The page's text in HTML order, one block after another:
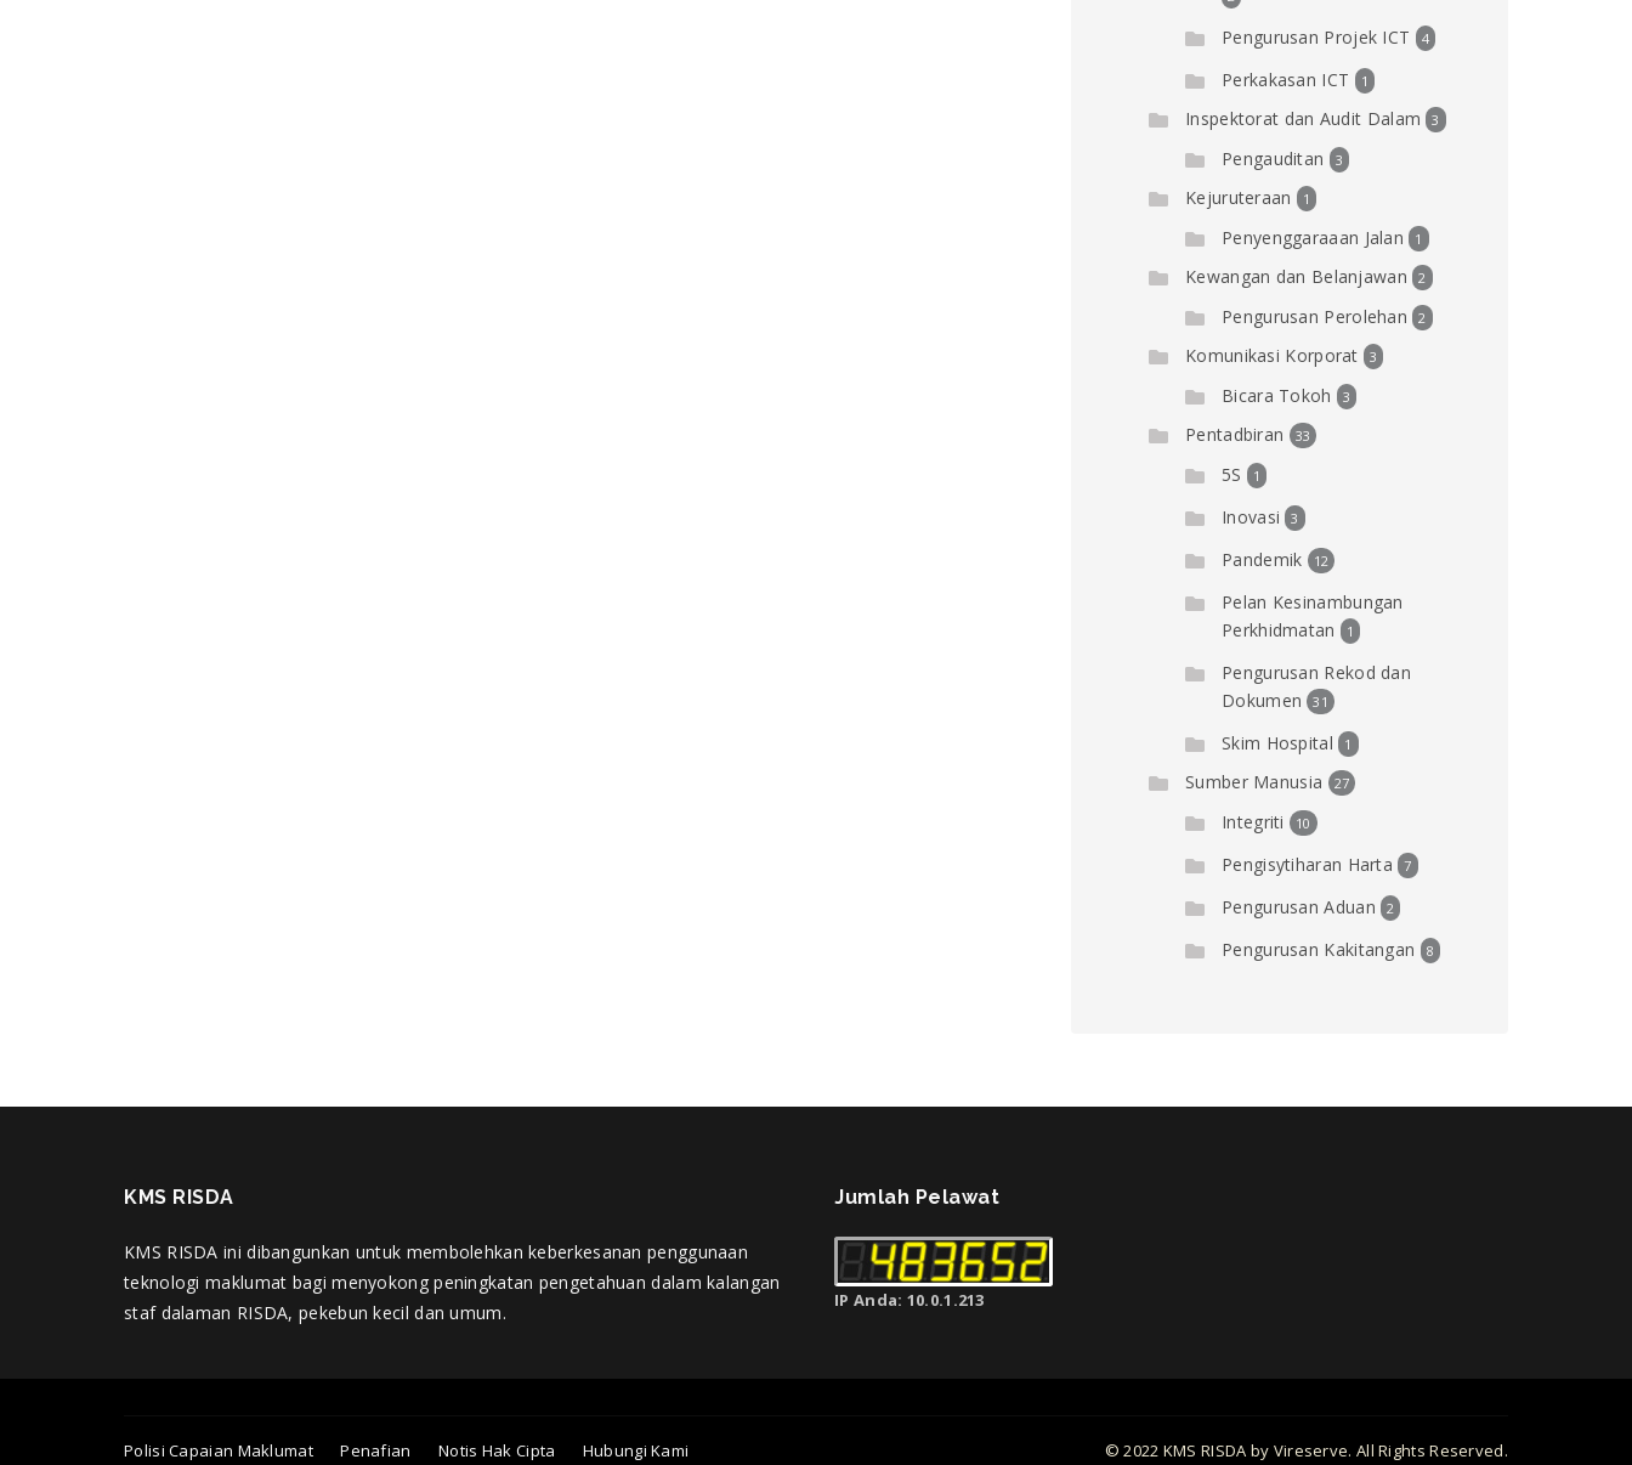
Pengurusan Projek ICT 4
Perkakasan ICT 1
Inspektorat dan Audit Dalam 3
Pengauditan 3
Kejuruteraan 1
Penyenggaraaan Jalan 1
Kewangan dan Belanjawan 2
Pengurusan Perolehan 2
Komunikasi Korporat 3
Bicara Tokoh 3
Pentadbiran 33
5S 1
Inovasi 3
Pandemik 12
Pelan Kesinambungan
Perkhidmatan
1
Pengurusan Rekod dan
Dokumen
31
Skim Hospital 1
Sumber Manusia 27
Integriti 10
Pengisytiharan Harta 7
Pengurusan Aduan 2
Pengurusan Kakitangan 8
KMS RISDA
KMS RISDA ini dibangunkan untuk membolehkan keberkesanan penggunaan
teknologi maklumat bagi menyokong peningkatan pengetahuan dalam kalangan
staf dalaman RISDA, pekebun kecil dan umum.
Jumlah Pelawat
IP Anda: 10.0.1.213
Polisi Capaian Maklumat Penafian Notis Hak Cipta Hubungi Kami © 2022 KMS RISDA by Vireserve. All Rights Reserved.